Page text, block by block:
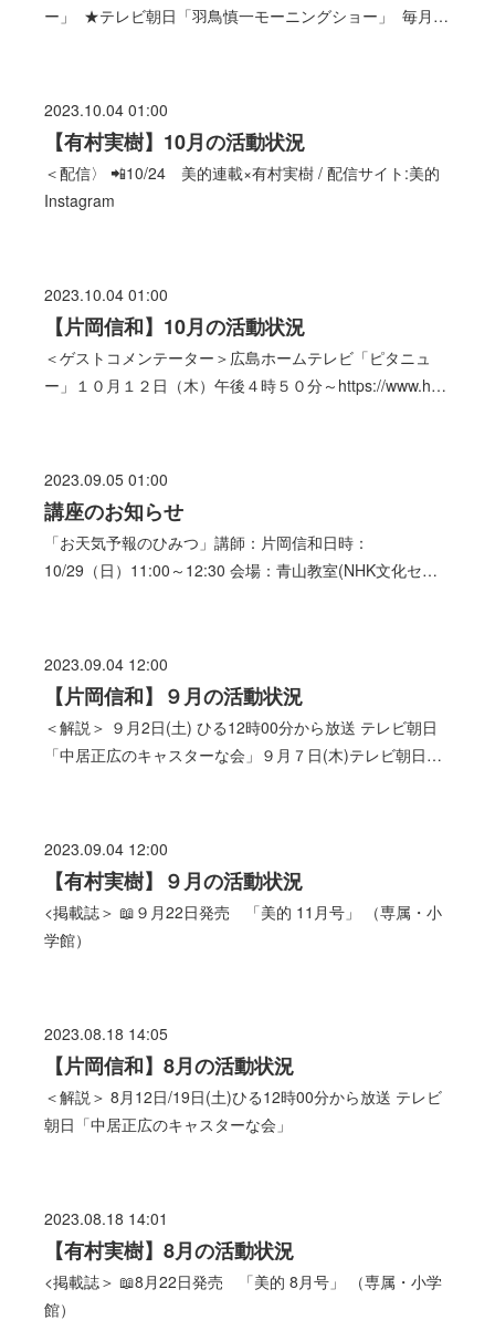
ー」 ★テレビ朝日「羽鳥慎一モーニングショー」 毎月…
2023.10.04 01:00
【有村実樹】10月の活動状況
＜配信〉 📲10/24 美的連載×有村実樹 / 配信サイト:美的
Instagram
2023.10.04 01:00
【片岡信和】10月の活動状況
＜ゲストコメンテーター＞広島ホームテレビ「ピタニュ
ー」１０月１２日（木）午後４時５０分～https://www.h…
2023.09.05 01:00
講座のお知らせ
「お天気予報のひみつ」講師：片岡信和日時：
10/29（日）11:00～12:30 会場：青山教室(NHK文化セ…
2023.09.04 12:00
【片岡信和】９月の活動状況
＜解説＞ ９月2日(土) ひる12時00分から放送 テレビ朝日
「中居正広のキャスターな会」９月７日(木)テレビ朝日…
2023.09.04 12:00
【有村実樹】９月の活動状況
<掲載誌＞ 📖９月22日発売 「美的 11月号」 （専属・小
学館）
2023.08.18 14:05
【片岡信和】8月の活動状況
＜解説＞ 8月12日/19日(土)ひる12時00分から放送 テレビ
朝日「中居正広のキャスターな会」
2023.08.18 14:01
【有村実樹】8月の活動状況
<掲載誌＞ 📖8月22日発売 「美的 8月号」 （専属・小学
館）